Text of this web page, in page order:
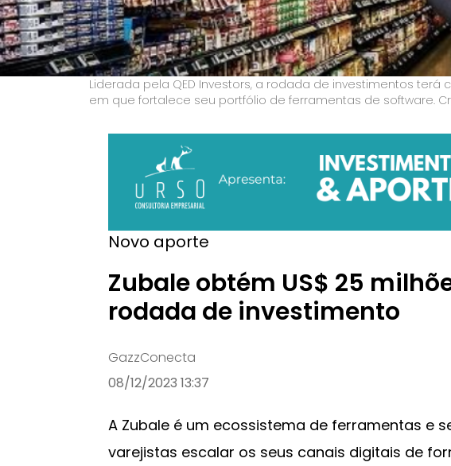
Liderada pela QED Investors, a rodada de investimentos
em que fortalece seu portfólio de ferramentas de software.
Novo aporte
Zubale obtém US$ 25
rodada de investimento
GazzConecta
08/12/2023 13:37
A Zubale é um ecossistema de ferramentas e
varejistas escalar os seus canais digitais de